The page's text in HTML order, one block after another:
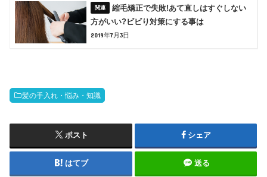
縮毛矯正で失敗!あて直しはすぐしない
方がいい?ビビり対策にする事は
2019年7月3日
髪の手入れ・悩み・知識
ポスト シェア
はてブ 送る